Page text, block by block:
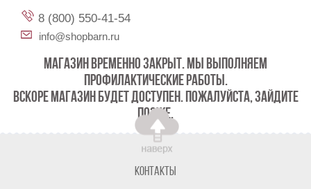
8 (800) 550-41-54
info@shopbarn.ru
МАГАЗИН ВРЕМЕННО ЗАКРЫТ. МЫ ВЫПОЛНЯЕМ
ПРОФИЛАКТИЧЕСКИЕ РАБОТЫ.
ВСКОРЕ МАГАЗИН БУДЕТ ДОСТУПЕН. ПОЖАЛУЙСТА, ЗАЙДИТЕ
ПОЗЖЕ.
Контакты